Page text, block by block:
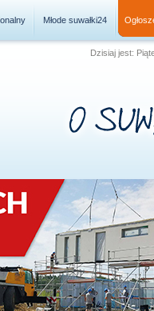
Młode suwałki24
Dzisiaj jest: